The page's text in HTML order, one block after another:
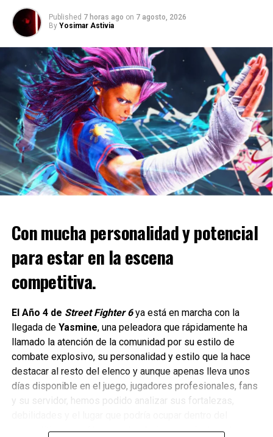
Influencers y medios de comunicación se darán cita en el
famoso Parc des Expositions Porte de Versailles.
En donde podrán disfrutar de batallas contra jefes
totalmente nuevas, un modo multijugador PvE y nuevos
personajes jugables, para conocer a profundidad el título
de VIC Game Studios, que se disfruta como si estuvieras
viendo un anime.
La aventura de Limit Zero
Breakers
equipo de aventureros, los “Breakers”, que exploran un
mundo fragmentado y corrupto en busca de monstruos
gigantes y mortíferos.
Mientras surcan los cielos en una poderosa aeronave en
equipo dinámico para enfrentarse a este nuevo poder
desenfrenado.
En cada batalla, los jugadores lanzarán elegantes ataques
y combinaciones contra enormes criaturas en antiguas
mazmorras para restaurar la paz en el continente de
Seraphia.
Published 7 horas ago on 7 agosto, 2026
By Yosimar Astivia
Con mucha personalidad y potencial
para estar en la escena
competitiva.
El Año 4 de Street Fighter 6ya está en marcha con la
llegada de Yasmine, una peleadora que rápidamente ha
llamado la atención de la comunidad por su estilo de
combate explosivo, su personalidad y estilo que la hace
destacar al resto del elenco y aunque apenas lleva unos
días disponible en el juego, jugadores profesionales, fans
y su servidor, hemos podido analizar sus fortalezas,
competitivo y aquí les cuento el cómo se siente esta